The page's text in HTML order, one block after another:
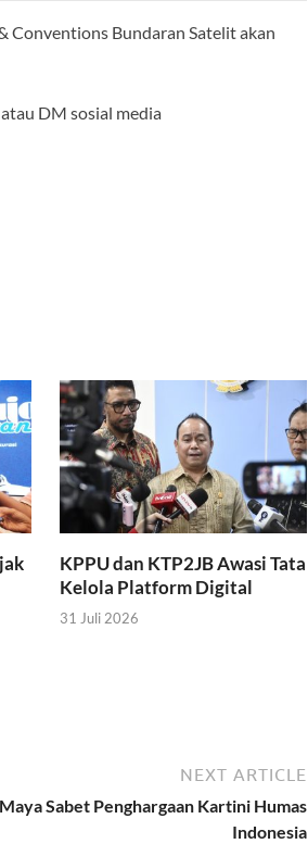
Conventions Bundaran Satelit akan
DM sosial media
KPPU dan KTP2JB Awasi Tata
Kelola Platform Digital
31 Juli 2026
NEXT ARTICLE
Sabet Penghargaan Kartini Humas
Indonesia